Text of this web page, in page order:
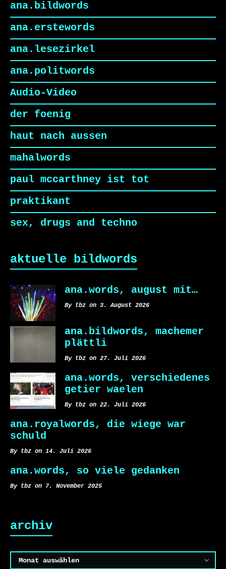
ana.bildwords
ana.erstewords
ana.lesezirkel
ana.politwords
Audio-Video
der foenig
haut nach aussen
mahalwords
paul mccarthney ist tot
praktikant
sex, drugs and techno
aktuelle bildwords
ana.words, august mit…
By tbz on 3. August 2026
ana.bildwords, machemer
plättli
By tbz on 27. Juli 2026
ana.words, verschiedenes
getier waelen
By tbz on 22. Juli 2026
ana.royalwords, die wiege war
schuld
By tbz on 14. Juli 2026
ana.words, so viele gedanken
By tbz on 7. November 2025
archiv
Archiv